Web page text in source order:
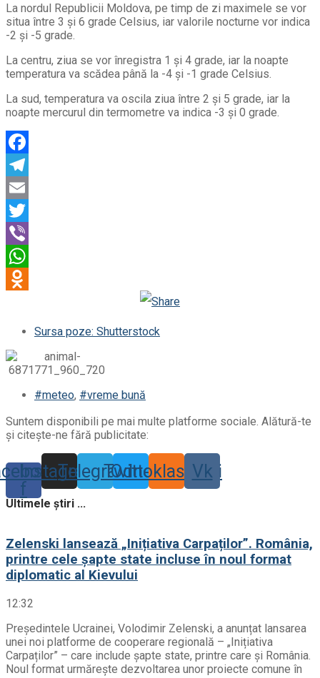
La nordul Republicii Moldova, pe timp de zi maximele se vor
situa între 3 și 6 grade Celsius, iar valorile nocturne vor indica
-2 și -5 grade.
La centru, ziua se vor înregistra 1 și 4 grade, iar la noapte
temperatura va scădea până la -4 și -1 grade Celsius.
La sud, temperatura va oscila ziua între 2 și 5 grade, iar la
noapte mercurul din termometre va indica -3 și 0 grade.
Odnoklassniki
Sursa poze: Shutterstock
#meteo, #vreme bună
Suntem disponibili pe mai multe platforme sociale. Alătură-te
și citește-ne fără publicitate:
f
Instagram
TelegramTwitter
Odnoklassniki
Vk
Ultimele știri ...
Zelenski lansează „Inițiativa Carpaților”. România,
printre cele șapte state incluse în noul format
diplomatic al Kievului
12:32
Președintele Ucrainei, Volodimir Zelenski, a anunțat lansarea
unei noi platforme de cooperare regională – „Inițiativa
Carpaților” – care include șapte state, printre care și România.
Noul format urmărește dezvoltarea unor proiecte comune în